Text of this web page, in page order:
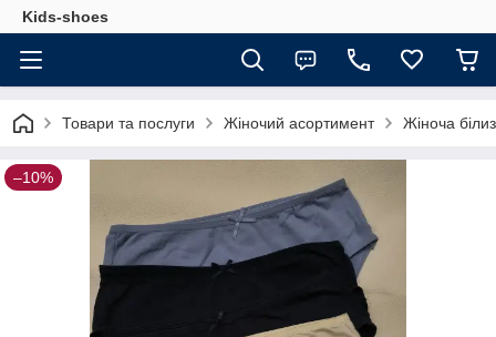
Kids-shoes
Товари та послуги Жіночий асортимент Жіноча
–10%